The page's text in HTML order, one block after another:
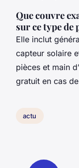
Que couvre
sur ce type de
Elle inclut
capteur solaire
pièces et main
gratuit en cas
actu